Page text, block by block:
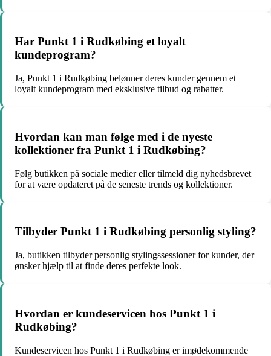
Har Punkt 1 i Rudkøbing et loyalt
kundeprogram?
Ja, Punkt 1 i Rudkøbing belønner deres kunder gennem et
loyalt kundeprogram med eksklusive tilbud og rabatter.
Hvordan kan man følge med i de nyeste
kollektioner fra Punkt 1 i Rudkøbing?
Følg butikken på sociale medier eller tilmeld dig nyhedsbrevet
for at være opdateret på de seneste trends og kollektioner.
Tilbyder Punkt 1 i Rudkøbing personlig styling?
Ja, butikken tilbyder personlig stylingssessioner for kunder, der
ønsker hjælp til at finde deres perfekte look.
Hvordan er kundeservicen hos Punkt 1 i
Rudkøbing?
Kundeservicen hos Punkt 1 i Rudkøbing er imødekommende